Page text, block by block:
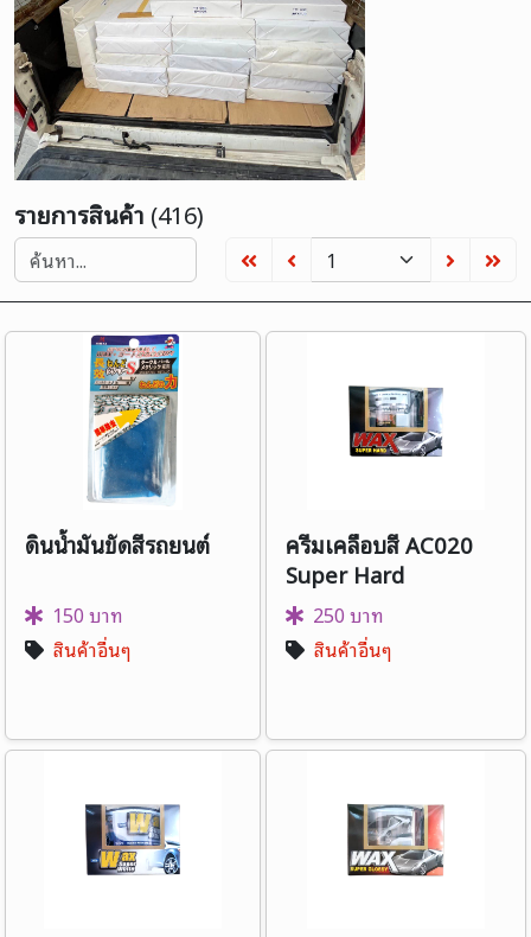
รายการสินค้า (416)
ดินน้ำมันขัดสีรถยนต์
150 บาท
สินค้าอื่นๆ
ครีมเคลือบสี AC020
Super Hard
250 บาท
สินค้าอื่นๆ